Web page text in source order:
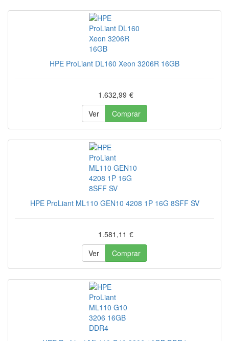
HPE ProLiant DL160 Xeon 3206R 16GB
1.632,99 €
Ver
Comprar
HPE ProLiant ML110 GEN10 4208 1P 16G 8SFF SV
1.581,11 €
Ver
Comprar